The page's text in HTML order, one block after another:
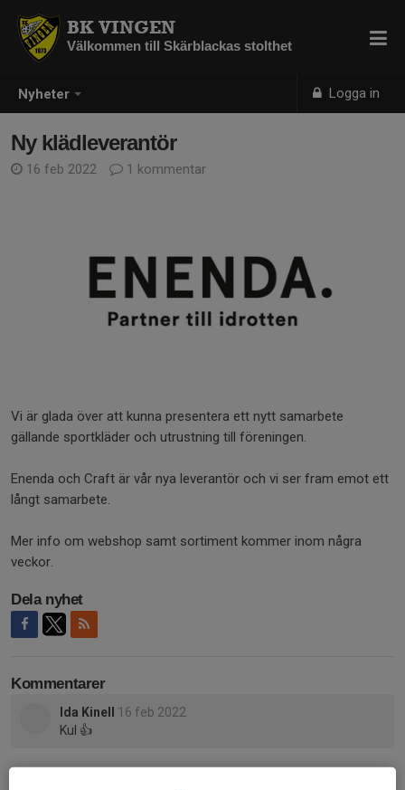
Nyheter Logga in
BK VINGEN
Välkommen till Skärblackas stolthet
Ny klädleverantör
16 feb 2022 1 kommentar
Vi är glada över att kunna presentera ett nytt samarbete
gällande sportkläder och utrustning till föreningen.
Enenda och Craft är vår nya leverantör och vi ser fram emot ett
långt samarbete.
Mer info om webshop samt sortiment kommer inom några
veckor.
Dela nyhet
Kommentarer
Ida Kinell
16 feb 2022
Kul 👍